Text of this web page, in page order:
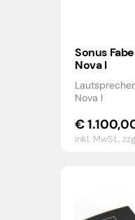
Sonus
Nova I
Nova I
€
inkl. MwSt.,